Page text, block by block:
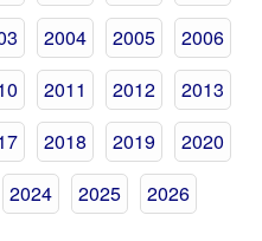
2004 2005
2006
2011 2012
2013
2018 2019
2020
2024 2025 2026